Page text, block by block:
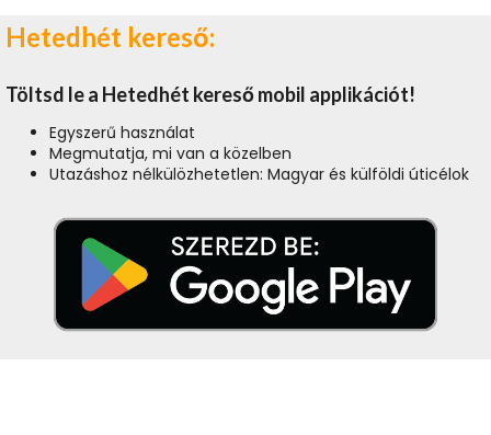
Hetedhét kereső:
Töltsd le a Hetedhét kereső mobil applikációt!
Egyszerű használat
Megmutatja, mi van a közelben
Utazáshoz nélkülözhetetlen: Magyar és külföldi úticélok